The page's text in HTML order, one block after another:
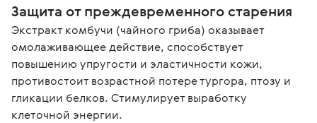
Защита от преждевременного старения
Экстракт комбучи (чайного гриба) оказывает
омолаживающее действие, способствует
повышению упругости и эластичности кожи,
противостоит возрастной потере тургора, птозу и
гликации белков. Стимулирует выработку
клеточной энергии.